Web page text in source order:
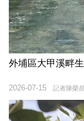
外埔區大甲溪畔
記者陳榮
2026-07-15